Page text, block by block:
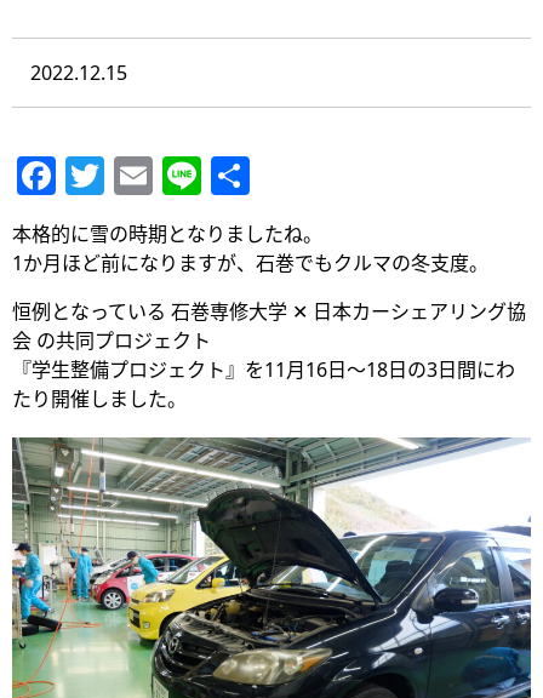
2022.12.15
Facebook
Twitter
Email
Line
有
本格的に雪の時期となりましたね。
1か月ほど前になりますが、石巻でもクルマの冬支度。
恒例となっている 石巻専修大学 ✕ 日本カーシェアリング協
会 の共同プロジェクト
『学生整備プロジェクト』を11月16日～18日の3日間にわ
たり開催しました。